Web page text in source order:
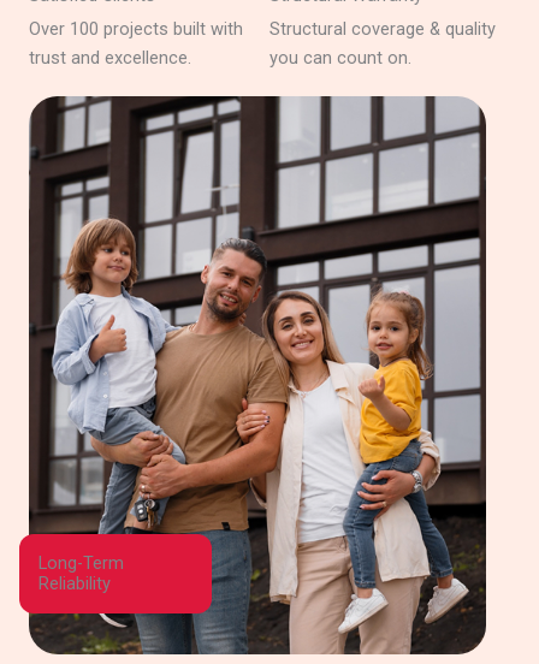
Long-Term
Reliability
Over 100 projects built with
trust and excellence.
Structural coverage & quality
you can count on.